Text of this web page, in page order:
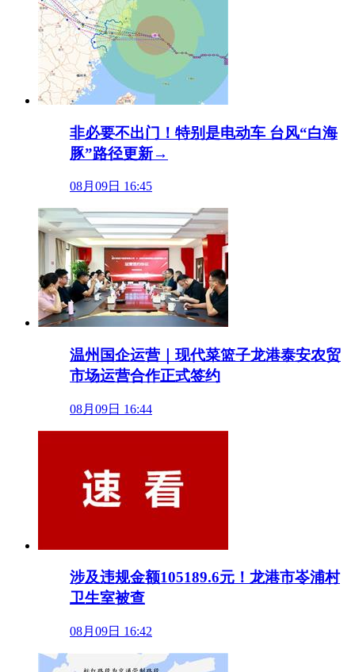
非必要不出门！特别是电动车 台风“白海
豚”路径更新→
08月09日 16:45
温州国企运营｜现代菜篮子龙港泰安农贸
市场运营合作正式签约
08月09日 16:44
涉及违规金额105189.6元！龙港市岺浦村
卫生室被查
08月09日 16:42